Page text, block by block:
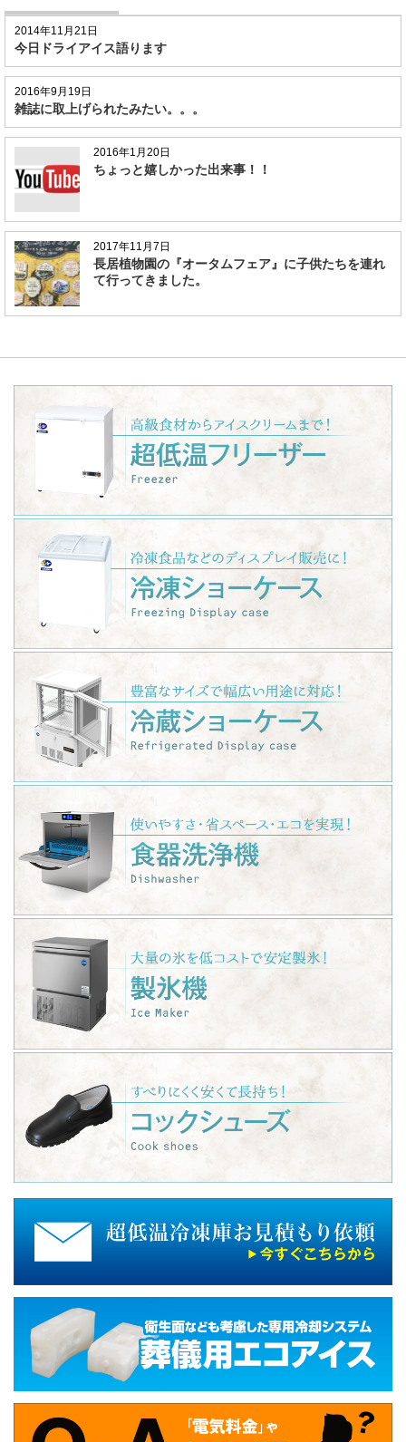
2014年11月21日
今日ドライアイス語ります
2016年9月19日
雑誌に取上げられたみたい。。。
2016年1月20日
ちょっと嬉しかった出来事！！
2017年11月7日
長居植物園の『オータムフェア』に子供たちを連れ
て行ってきました。